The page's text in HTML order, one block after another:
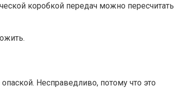
коробкой передач можно пересчитать
Несправедливо, потому что это